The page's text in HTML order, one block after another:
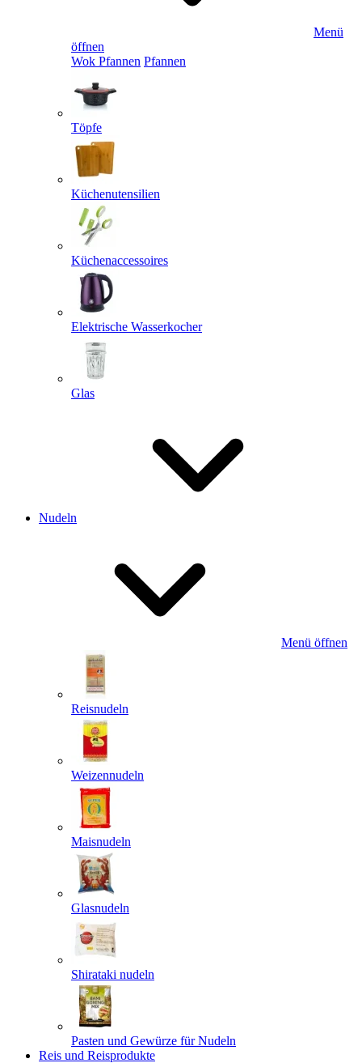
Menü
öffnen
Wok Pfannen Pfannen
Töpfe
Küchenutensilien
Küchenaccessoires
Elektrische Wasserkocher
Glas
Nudeln
Menü öffnen
Reisnudeln
Weizennudeln
Maisnudeln
Glasnudeln
Shirataki nudeln
Pasten und Gewürze für Nudeln
Reis und Reisprodukte